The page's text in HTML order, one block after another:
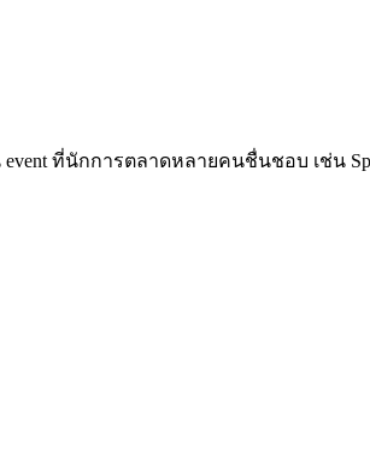
ที่นักการตลาดหลายคนชื่นชอบ เช่น